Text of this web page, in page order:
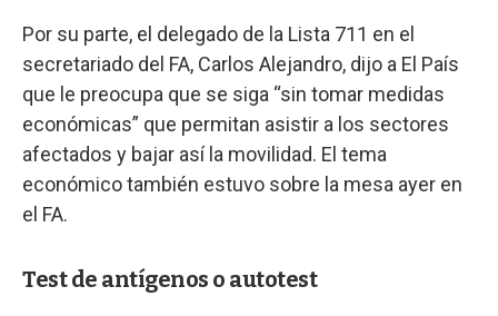
Por su parte, el delegado de la Lista 711 en el
secretariado del FA, Carlos Alejandro, dijo a El País
que le preocupa que se siga “sin tomar medidas
económicas” que permitan asistir a los sectores
afectados y bajar así la movilidad. El tema
económico también estuvo sobre la mesa ayer en
el FA.
Test de antígenos o autotest